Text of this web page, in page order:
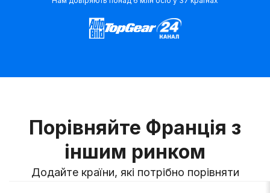
Порівняйте Франція з
іншим ринком
Додайте країни, які потрібно порівняти